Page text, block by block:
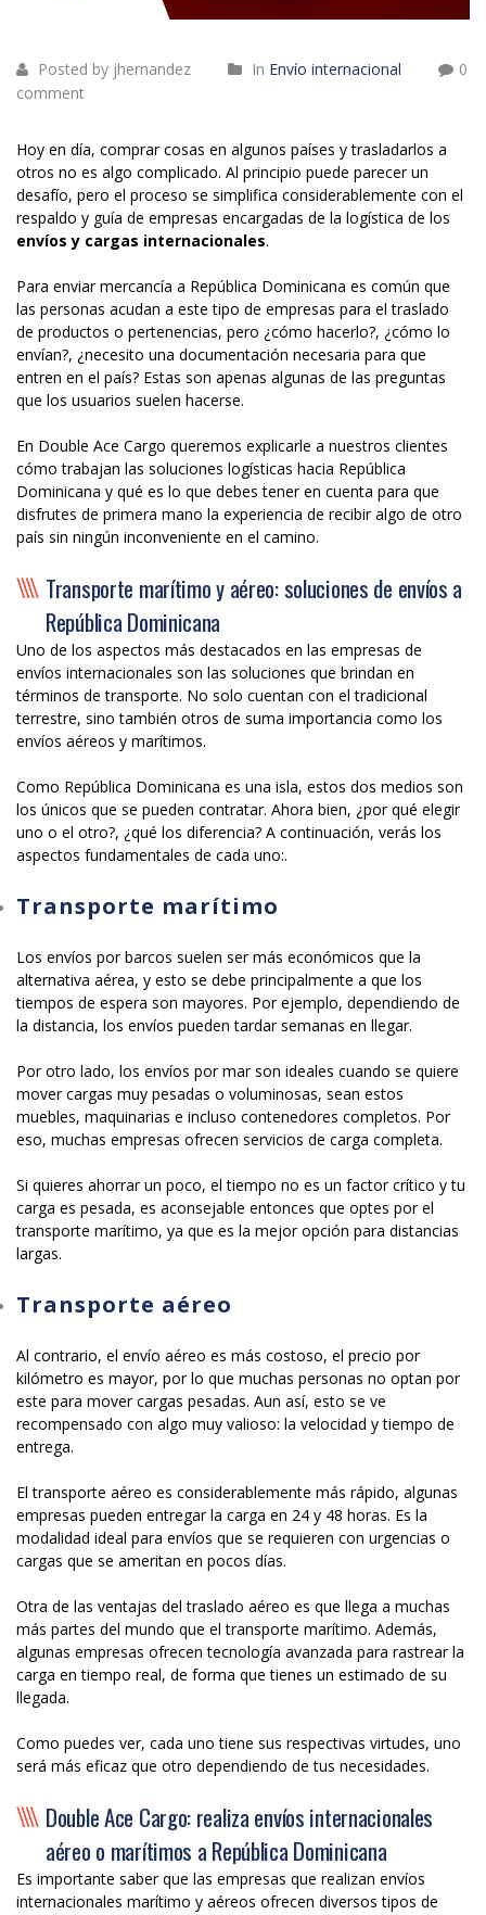
Posted by jhernandez In Envío internacional
0
comment
Hoy en día, comprar cosas en algunos países y trasladarlos a
otros no es algo complicado. Al principio puede parecer un
desafío, pero el proceso se simplifica considerablemente con el
respaldo y guía de empresas encargadas de la logística de los
envíos y cargas internacionales.
Para enviar mercancía a República Dominicana es común que
las personas acudan a este tipo de empresas para el traslado
de productos o pertenencias, pero ¿cómo hacerlo?, ¿cómo lo
envían?, ¿necesito una documentación necesaria para que
entren en el país? Estas son apenas algunas de las preguntas
que los usuarios suelen hacerse.
En Double Ace Cargo queremos explicarle a nuestros clientes
cómo trabajan las soluciones logísticas hacia República
Dominicana y qué es lo que debes tener en cuenta para que
disfrutes de primera mano la experiencia de recibir algo de otro
país sin ningún inconveniente en el camino.
Transporte marítimo y aéreo: soluciones de envíos a
República Dominicana
Uno de los aspectos más destacados en las empresas de
envíos internacionales son las soluciones que brindan en
términos de transporte. No solo cuentan con el tradicional
terrestre, sino también otros de suma importancia como los
envíos aéreos y marítimos.
Como República Dominicana es una isla, estos dos medios son
los únicos que se pueden contratar. Ahora bien, ¿por qué elegir
uno o el otro?, ¿qué los diferencia? A continuación, verás los
aspectos fundamentales de cada uno:.
Transporte marítimo
Los envíos por barcos suelen ser más económicos que la
alternativa aérea, y esto se debe principalmente a que los
tiempos de espera son mayores. Por ejemplo, dependiendo de
la distancia, los envíos pueden tardar semanas en llegar.
Por otro lado, los envíos por mar son ideales cuando se quiere
mover cargas muy pesadas o voluminosas, sean estos
muebles, maquinarias e incluso contenedores completos. Por
eso, muchas empresas ofrecen servicios de carga completa.
Si quieres ahorrar un poco, el tiempo no es un factor crítico y tu
carga es pesada, es aconsejable entonces que optes por el
transporte marítimo, ya que es la mejor opción para distancias
largas.
Transporte aéreo
Al contrario, el envío aéreo es más costoso, el precio por
kilómetro es mayor, por lo que muchas personas no optan por
este para mover cargas pesadas. Aun así, esto se ve
recompensado con algo muy valioso: la velocidad y tiempo de
entrega.
El transporte aéreo es considerablemente más rápido, algunas
empresas pueden entregar la carga en 24 y 48 horas. Es la
modalidad ideal para envíos que se requieren con urgencias o
cargas que se ameritan en pocos días.
Otra de las ventajas del traslado aéreo es que llega a muchas
más partes del mundo que el transporte marítimo. Además,
algunas empresas ofrecen tecnología avanzada para rastrear la
carga en tiempo real, de forma que tienes un estimado de su
llegada.
Como puedes ver, cada uno tiene sus respectivas virtudes, uno
será más eficaz que otro dependiendo de tus necesidades.
Double Ace Cargo: realiza envíos internacionales
aéreo o marítimos a República Dominicana
Es importante saber que las empresas que realizan envíos
internacionales marítimo y aéreos ofrecen diversos tipos de